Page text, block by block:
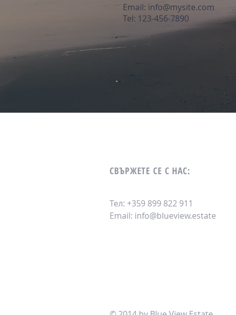
Email: info@mysite.com
Tel: 123-456-7890
СВЪРЖЕТЕ СЕ С НАС:
Тел: +359 899 822 911
Email: info@blueview.estate